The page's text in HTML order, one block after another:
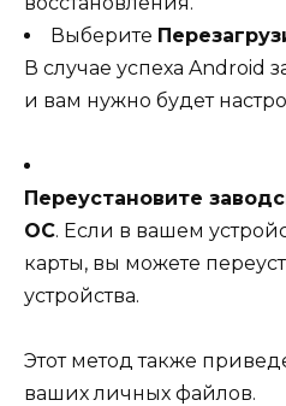
Выберите
В случае успеха Android
и вам нужно будет
Переустановите
ОС. Если в вашем
карты, вы можете
устройства.
Этот метод также
ваших личных файлов.